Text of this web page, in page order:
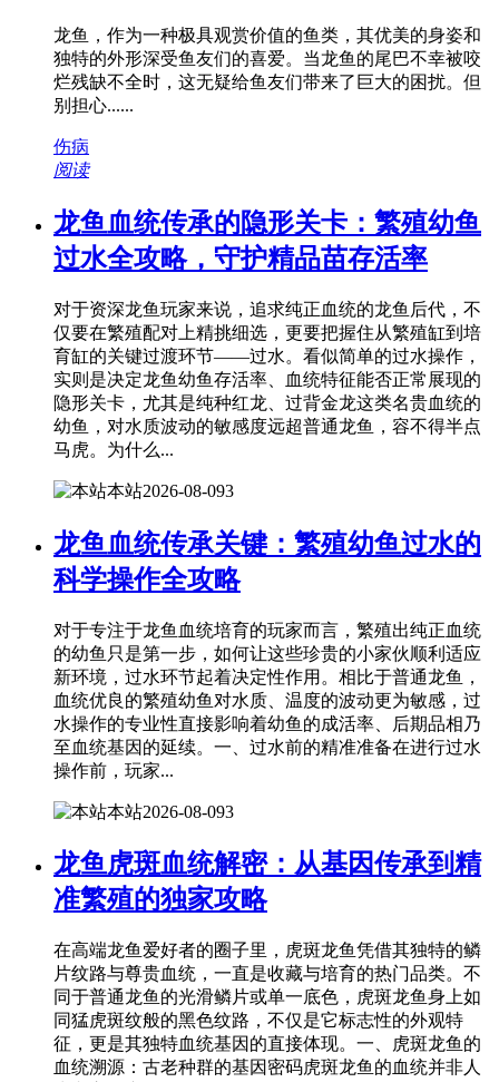
龙鱼，作为一种极具观赏价值的鱼类，其优美的身姿和
独特的外形深受鱼友们的喜爱。当龙鱼的尾巴不幸被咬
烂残缺不全时，这无疑给鱼友们带来了巨大的困扰。但
别担心......
伤病
阅读
龙鱼血统传承的隐形关卡：繁殖幼鱼
过水全攻略，守护精品苗存活率
对于资深龙鱼玩家来说，追求纯正血统的龙鱼后代，不
仅要在繁殖配对上精挑细选，更要把握住从繁殖缸到培
育缸的关键过渡环节——过水。看似简单的过水操作，
实则是决定龙鱼幼鱼存活率、血统特征能否正常展现的
隐形关卡，尤其是纯种红龙、过背金龙这类名贵血统的
幼鱼，对水质波动的敏感度远超普通龙鱼，容不得半点
马虎。为什么...
本站2026-08-093
龙鱼血统传承关键：繁殖幼鱼过水的
科学操作全攻略
对于专注于龙鱼血统培育的玩家而言，繁殖出纯正血统
的幼鱼只是第一步，如何让这些珍贵的小家伙顺利适应
新环境，过水环节起着决定性作用。相比于普通龙鱼，
血统优良的繁殖幼鱼对水质、温度的波动更为敏感，过
水操作的专业性直接影响着幼鱼的成活率、后期品相乃
至血统基因的延续。一、过水前的精准准备在进行过水
操作前，玩家...
本站2026-08-093
龙鱼虎斑血统解密：从基因传承到精
准繁殖的独家攻略
在高端龙鱼爱好者的圈子里，虎斑龙鱼凭借其独特的鳞
片纹路与尊贵血统，一直是收藏与培育的热门品类。不
同于普通龙鱼的光滑鳞片或单一底色，虎斑龙鱼身上如
同猛虎斑纹般的黑色纹路，不仅是它标志性的外观特
征，更是其独特血统基因的直接体现。一、虎斑龙鱼的
血统溯源：古老种群的基因密码虎斑龙鱼的血统并非人